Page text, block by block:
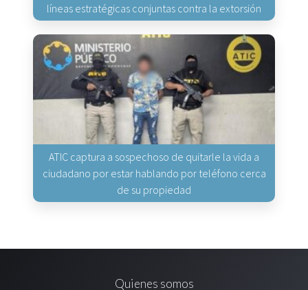
líneas estratégicas conjuntas contra la extorsión
ATIC captura a sospechoso de quitarle la vida a
ciudadano por estar hablando por teléfono cerca
de su propiedad
Quienes somos